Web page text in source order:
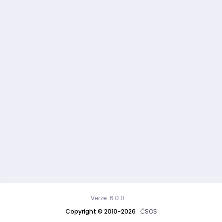
Copyright © 2010-2026 ČSOS
Verze: 6.0.0